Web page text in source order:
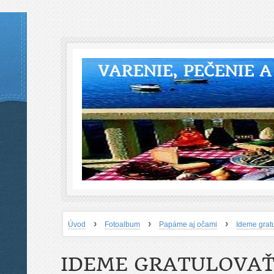
VARENIE, PEČENIE
Úvod › Fotoalbum › Papáme aj očami › Ideme
IDEME